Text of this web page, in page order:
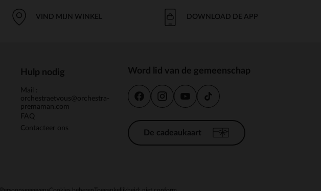
VIND MIJN WINKEL DOWNLOAD DE APP
Hulp nodig
Mail :
orchestraetvous@orchestra-
premaman.com
FAQ
Contacteer ons
Word lid van de gemeenschap
De cadeaukaart